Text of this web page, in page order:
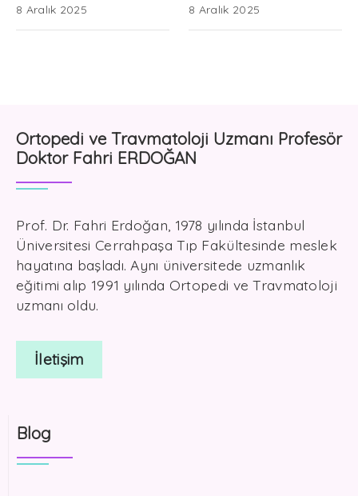
8 Aralık 2025 8 Aralık 2025
Ortopedi ve Travmatoloji Uzmanı Profesör
Doktor Fahri ERDOĞAN
Prof. Dr. Fahri Erdoğan, 1978 yılında İstanbul
Üniversitesi Cerrahpaşa Tıp Fakültesinde meslek
hayatına başladı. Aynı üniversitede uzmanlık
eğitimi alıp 1991 yılında Ortopedi ve Travmatoloji
uzmanı oldu.
İletişim
Blog